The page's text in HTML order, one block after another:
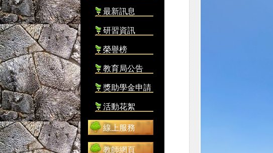
最新訊息
研習資訊
榮譽榜
教育局公告
獎助學金申請
活動花絮
線上服務
教師網頁